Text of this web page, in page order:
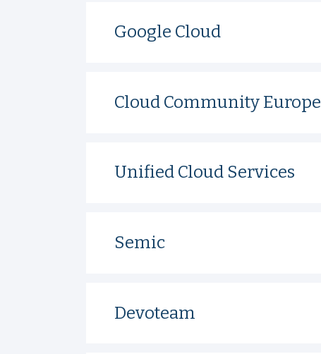
Google Cloud
Cloud Community Europe
Unified Cloud Services
Semic
Devoteam